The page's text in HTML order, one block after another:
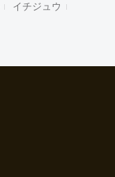
イチジュウ